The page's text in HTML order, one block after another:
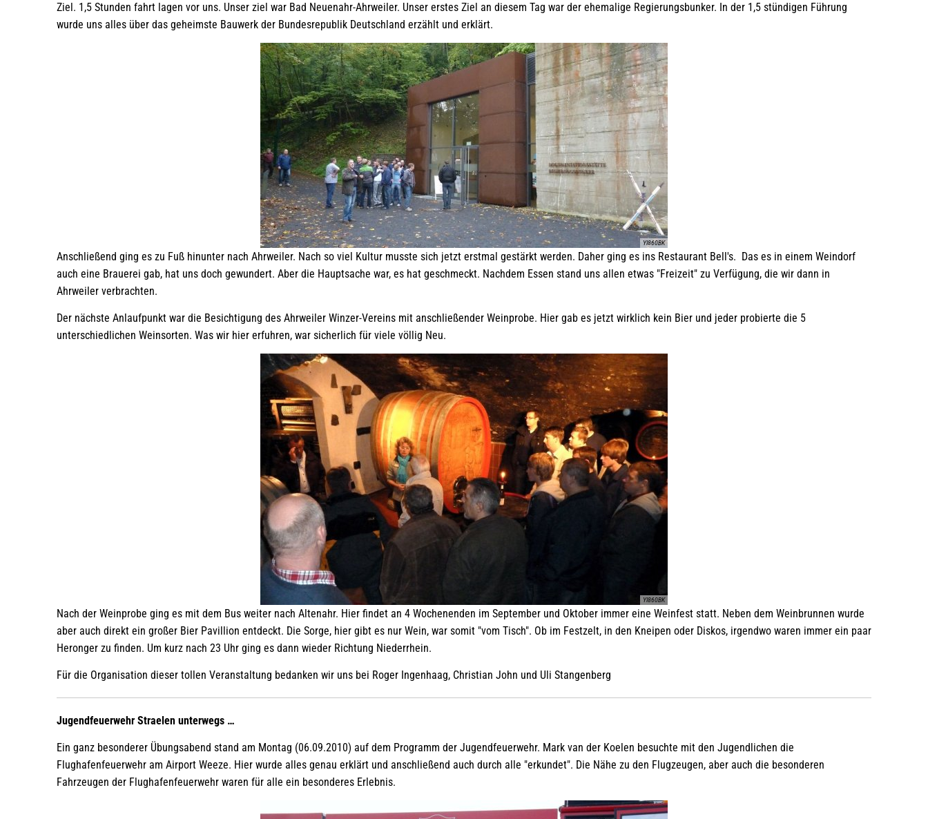
Ziel. 1,5 Stunden fahrt lagen vor uns. Unser ziel war Bad Neuenahr-Ahrweiler. Unser erstes Ziel an diesem Tag war der ehemalige Regierungsbunker. In der 1,5 stündigen Führung
wurde uns alles über das geheimste Bauwerk der Bundesrepublik Deutschland erzählt und erklärt.
YI860BK
Anschließend ging es zu Fuß hinunter nach Ahrweiler. Nach so viel Kultur musste sich jetzt erstmal gestärkt werden. Daher ging es ins Restaurant Bell's. Das es in einem Weindorf
auch eine Brauerei gab, hat uns doch gewundert. Aber die Hauptsache war, es hat geschmeckt. Nachdem Essen stand uns allen etwas "Freizeit" zu Verfügung, die wir dann in
Ahrweiler verbrachten.
Der nächste Anlaufpunkt war die Besichtigung des Ahrweiler Winzer-Vereins mit anschließender Weinprobe. Hier gab es jetzt wirklich kein Bier und jeder probierte die 5
unterschiedlichen Weinsorten. Was wir hier erfuhren, war sicherlich für viele völlig Neu.
YI860BK
Nach der Weinprobe ging es mit dem Bus weiter nach Altenahr. Hier findet an 4 Wochenenden im September und Oktober immer eine Weinfest statt. Neben dem Weinbrunnen wurde
aber auch direkt ein großer Bier Pavillion entdeckt. Die Sorge, hier gibt es nur Wein, war somit "vom Tisch". Ob im Festzelt, in den Kneipen oder Diskos, irgendwo waren immer ein paar
Heronger zu finden. Um kurz nach 23 Uhr ging es dann wieder Richtung Niederrhein.
Für die Organisation dieser tollen Veranstaltung bedanken wir uns bei Roger Ingenhaag, Christian John und Uli Stangenberg
Jugendfeuerwehr Straelen unterwegs …
Ein ganz besonderer Übungsabend stand am Montag (06.09.2010) auf dem Programm der Jugendfeuerwehr. Mark van der Koelen besuchte mit den Jugendlichen die
Flughafenfeuerwehr am Airport Weeze. Hier wurde alles genau erklärt und anschließend auch durch alle "erkundet". Die Nähe zu den Flugzeugen, aber auch die besonderen
Fahrzeugen der Flughafenfeuerwehr waren für alle ein besonderes Erlebnis.